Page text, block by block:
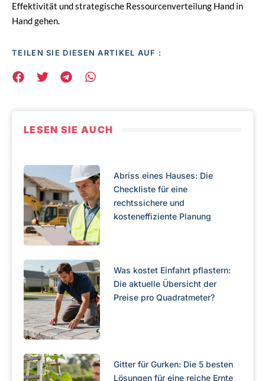
Effektivität und strategische Ressourcenverteilung Hand in
Hand gehen.
TEILEN SIE DIESEN ARTIKEL AUF :
LESEN SIE AUCH
Abriss eines Hauses: Die
Checkliste für eine
rechtssichere und
kosteneffiziente Planung
Was kostet Einfahrt pflastern:
Die aktuelle Übersicht der
Preise pro Quadratmeter?
Gitter für Gurken: Die 5 besten
Lösungen für eine reiche Ernte